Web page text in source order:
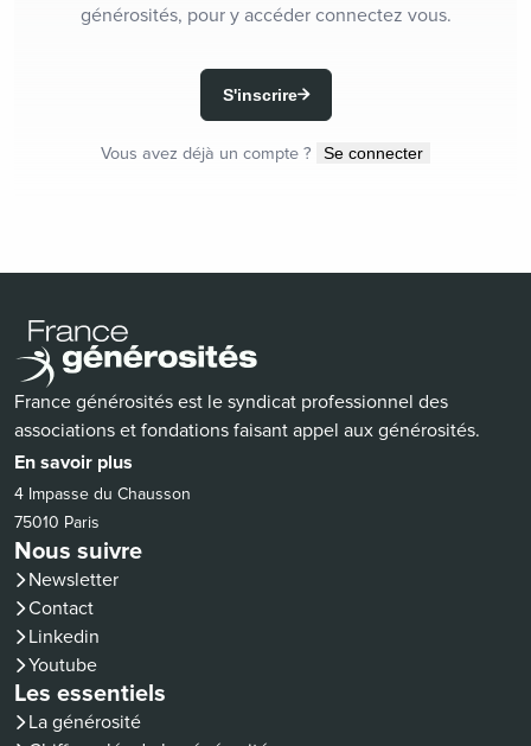
générosités, pour y accéder connectez vous.
S'inscrire
Vous avez déjà un compte ? Se connecter
France générosités est le syndicat professionnel des
associations et fondations faisant appel aux générosités.
En savoir plus
4 Impasse du Chausson
75010 Paris
Nous suivre
Newsletter
Contact
Linkedin
(nouvelle fenêtre)
Youtube
(nouvelle fenêtre)
Les essentiels
La générosité